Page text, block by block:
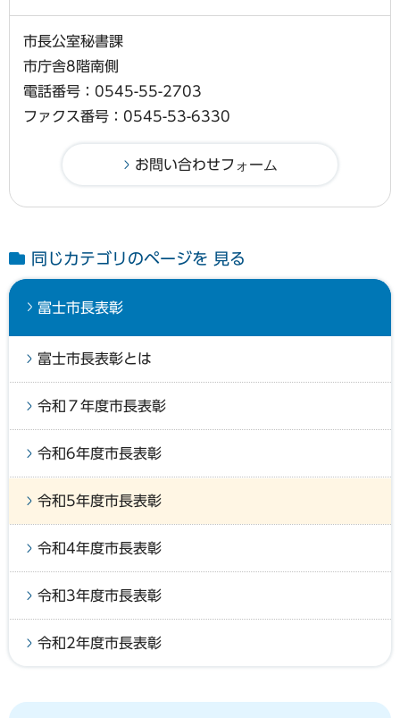
市長公室秘書課
市庁舎8階南側
電話番号：0545-55-2703
ファクス番号：0545-53-6330
同じカテゴリのページを 見る
富士市長表彰
富士市長表彰とは
令和７年度市長表彰
令和6年度市長表彰
令和5年度市長表彰
令和4年度市長表彰
令和3年度市長表彰
令和2年度市長表彰